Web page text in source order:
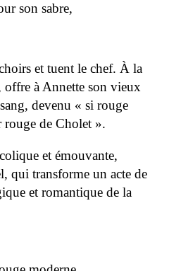
son sabre,
et tuent le chef. À la
à Annette son vieux
devenu « si rouge
de Cholet ».
et émouvante,
qui transforme un acte de
et romantique de la